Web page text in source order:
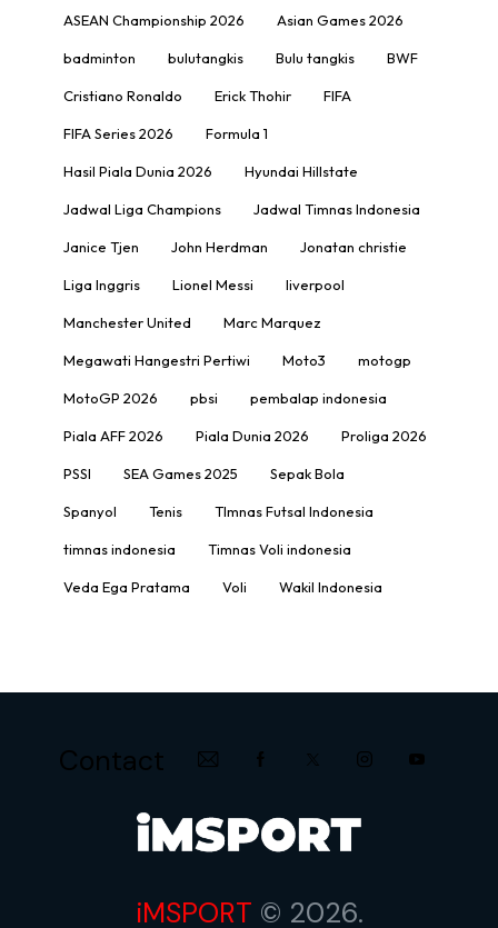
ASEAN Championship 2026 Asian Games 2026
badminton bulutangkis Bulu tangkis BWF
Cristiano Ronaldo Erick Thohir FIFA
FIFA Series 2026 Formula 1
Hasil Piala Dunia 2026 Hyundai Hillstate
Jadwal Liga Champions Jadwal Timnas Indonesia
Janice Tjen John Herdman Jonatan christie
Liga Inggris Lionel Messi liverpool
Manchester United Marc Marquez
Megawati Hangestri Pertiwi Moto3 motogp
MotoGP 2026 pbsi pembalap indonesia
Piala AFF 2026 Piala Dunia 2026 Proliga 2026
PSSI SEA Games 2025 Sepak Bola
Spanyol Tenis TImnas Futsal Indonesia
timnas indonesia Timnas Voli indonesia
Veda Ega Pratama Voli Wakil Indonesia
iMSPORT © 2026.
Contact